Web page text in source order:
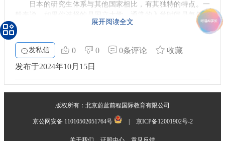
日本的研究生体系与其他国家相比，有其独特的特点。一
般来说，如果你选择的是国立大学，通常的入学时间是每年的
10月。完成入学后的学习，到了次年4月会有一个考核，通过后
才能正式成为研究生。而对于私立大学，报考修士更为直接，
流程相对灵活。这种制度对于我们想要深入研究领域的学生而
言，绝对是个好机会。
语言学校不仅有助于你提高日语能力，还能让你更好地适应日
本的生活方式。很多同学在语言学校时期，就已经开始准备研
究生的申请。值得注意的是，语言学校一般每年有两次入学机
展开阅读全文
发私信 0 0 0条评论
收藏
发布于2024年10月15日
版权所有：北京蔚蓝前程国际教育有限公司
京公网安备 11010502051764号 京ICP备12001902号-2